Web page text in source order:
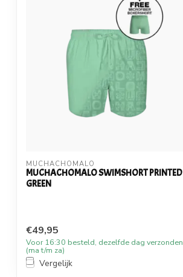
MUCHACHOMALO
MUCHACHOMALO SWIMSHORT PRINTED
GREEN
€49,95
Voor 16:30 besteld, dezelfde dag verzonden
(ma t/m za)
Vergelijk